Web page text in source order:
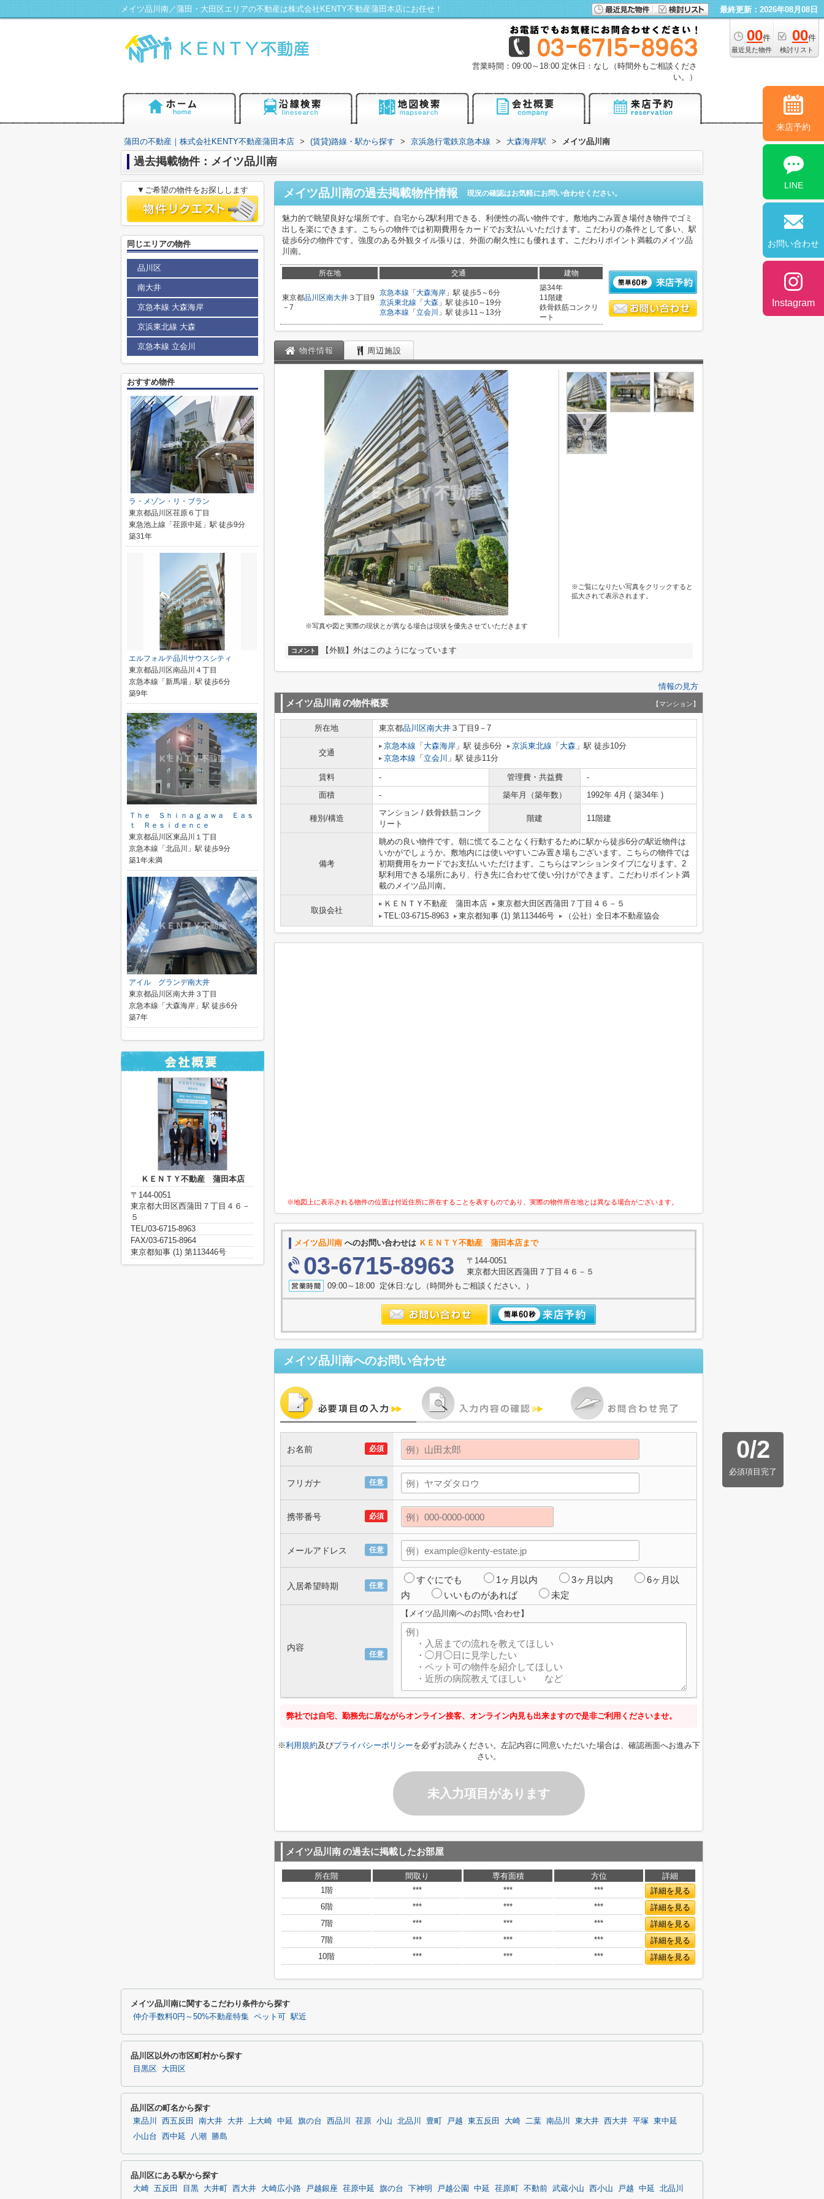
メイツ品川南／蒲田・大田区エリアの不動産は株式会社KENTY不動産蒲田本店にお任せ！ 最終更新：2026年08月08日
00件
最近見た物件
00件
検討リスト
営業時間：09:00～18:00 定休日：なし（時間外もご相談くださ
い。）
蒲田の不動産｜株式会社KENTY不動産蒲田本店 > (賃貸)路線・駅から探す > 京浜急行電鉄京急本線 > 大森海岸駅 > メイツ品川南
過去掲載物件：メイツ品川南
メイツ品川南の過去掲載物件情報 現況の確認はお気軽にお問い合わせください。
魅力的で眺望良好な場所です。自宅から2駅利用できる、利便性の高い物件です。敷地内ごみ置き場付き物件でゴミ
出しを楽にできます。こちらの物件では初期費用をカードでお支払いいただけます。こだわりの条件として多い、駅
徒歩6分の物件です。強度のある外観タイル張りは、外面の耐久性にも優れます。こだわりポイント満載のメイツ品
川南。
所在地 交通 建物
東京都品川区南大井 ３丁目9
－7
京急本線 「 大森海岸 」駅 徒歩5～6分
京浜東北線 「 大森 」駅 徒歩10～19分
京急本線 「 立会川 」駅 徒歩11～13分
築34年
11階建
鉄骨鉄筋コンクリ
ート
物件情報 周辺施設
※写真や図と実際の現状とが異なる場合は現状を優先させていただきます
※ご覧になりたい写真をクリックすると
拡大されて表示されます。
コメント 【外観】外はこのようになっています
情報の見方
メイツ品川南の物件概要 【マンション】
所在地 東京都品川区南大井 ３丁目9－7
交通
京急本線 「 大森海岸 」駅 徒歩6分 京浜東北線 「 大森 」駅 徒歩10分
京急本線 「 立会川 」駅 徒歩11分
賃料 - 管理費・共益費
-
面積
- 築年月（築年数） 1992年 4月 ( 築34年 )
種別/構造
マンション / 鉄骨鉄筋コンク
リート
階建 11階建
備考
眺めの良い物件です。朝に慌てることなく行動するために駅から徒歩6分の駅近物件は
いかがでしょうか。敷地内には使いやすいごみ置き場もございます。こちらの物件では
初期費用をカードでお支払いいただけます。こちらはマンションタイプになります。2
駅利用できる場所にあり、行き先に合わせて使い分けができます。こだわりポイント満
載のメイツ品川南。
取扱会社
ＫＥＮＴＹ不動産 蒲田本店
東京都大田区西蒲田７丁目４６－５
TEL:03-6715-8963
東京都知事 (1) 第113446号 （公社）全日本不動産協会
※地図上に表示される物件の位置は付近住所に所在することを表すものであり、実際の物件所在地とは異なる場合がございます。
メイツ品川南 へのお問い合わせは ＫＥＮＴＹ不動産 蒲田本店まで
03-6715-8963
〒144-0051
東京都大田区西蒲田７丁目４６－５
09:00～18:00 定休日:なし（時間外もご相談ください。）
メイツ品川南へのお問い合わせ
0/2
必須項目完了
必須
お名前
任意
フリガナ
必須
携帯番号
任意
メールアドレス
任意
入居希望時期
すぐにでも 1ヶ月以内 3ヶ月以内
6ヶ月以
内
いいものがあれば 未定
任意
内容
【メイツ品川南へのお問い合わせ】
弊社では自宅、勤務先に居ながらオンライン接客、オンライン内見も出来ますので是非ご利用くださいませ。
※利用規約及びプライバシーポリシーを必ずお読みください。左記内容に同意いただいた場合は、確認画面へお進み下
さい。
未入力項目があります
メイツ品川南の過去に掲載したお部屋
所在階 間取り 専有面積 方位
詳細
1階
*** *** ***
詳細を見る
6階
*** *** ***
詳細を見る
7階
*** *** ***
詳細を見る
7階
*** *** ***
詳細を見る
10階
*** *** *** 詳細を見る
▼ご希望の物件をお探しします
同じエリアの物件
品川区
南大井
京急本線 大森海岸
京浜東北線 大森
京急本線 立会川
おすすめ物件
ラ・メゾン・リ・ブラン
東京都品川区荏原６丁目
東急池上線「荏原中延」駅 徒歩9分
築31年
エルフォルテ品川サウスシティ
東京都品川区南品川４丁目
京急本線「新馬場」駅 徒歩6分
築9年
Ｔｈｅ Ｓｈｉｎａｇａｗａ Ｅａｓ
ｔ Ｒｅｓｉｄｅｎｃｅ
東京都品川区東品川１丁目
京急本線「北品川」駅 徒歩9分
築1年未満
アイル グランデ南大井
東京都品川区南大井３丁目
京急本線「大森海岸」駅 徒歩6分
築7年
ＫＥＮＴＹ不動産 蒲田本店
〒144-0051
東京都大田区西蒲田７丁目４６－
５
TEL/03-6715-8963
FAX/03-6715-8964
東京都知事 (1) 第113446号
メイツ品川南に関するこだわり条件から探す
仲介手数料0円～50%不動産特集 ペット可 駅近
品川区以外の市区町村から探す
目黒区 大田区
品川区の町名から探す
東品川 西五反田 南大井 大井 上大崎 中延 旗の台 西品川 荏原 小山 北品川 豊町 戸越 東五反田 大崎 二葉 南品川 東大井 西大井 平塚 東中延
小山台
西中延 八潮 勝島
品川区にある駅から探す
大崎 五反田 目黒 大井町 西大井 大崎広小路 戸越銀座 荏原中延 旗の台 下神明 戸越公園 中延 荏原町 不動前 武蔵小山 西小山 戸越 中延 北品川
来店予約
LINE
お問い合わせ
Instagram